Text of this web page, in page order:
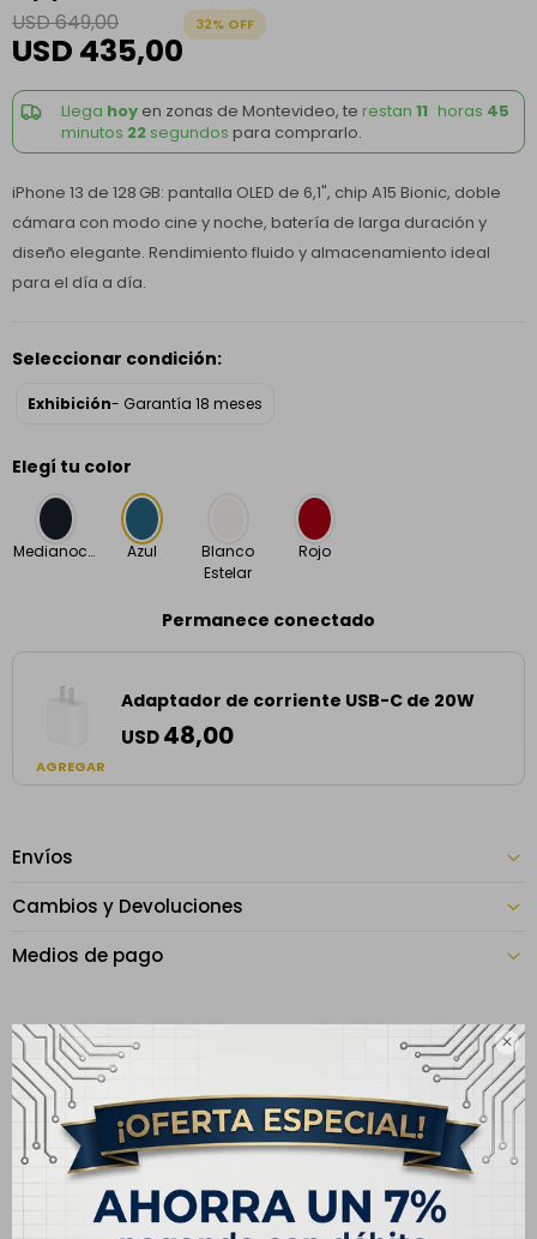

USD 435,00
USD649,00 32
Llega hoy en zonas de Montevideo, te restan 11 horas 45
minutos 22 segundos para comprarlo.
iPhone 13 de 128 GB: pantalla OLED de 6,1", chip A15 Bionic, doble
cámara con modo cine y noche, batería de larga duración y
diseño elegante. Rendimiento fluido y almacenamiento ideal
para el día a día.
Seleccionar condición:
Exhibición- Garantía 18 meses
Elegí tu color
Medianoche Azul
Blanco
Estelar
Rojo
Permanece conectado
AGREGAR
Adaptador de corriente USB-C de 20W
USD48,00
Envíos
Cambios y Devoluciones
Medios de pago
Especificaciones
CARACTERÍSTICAS
Capacidad